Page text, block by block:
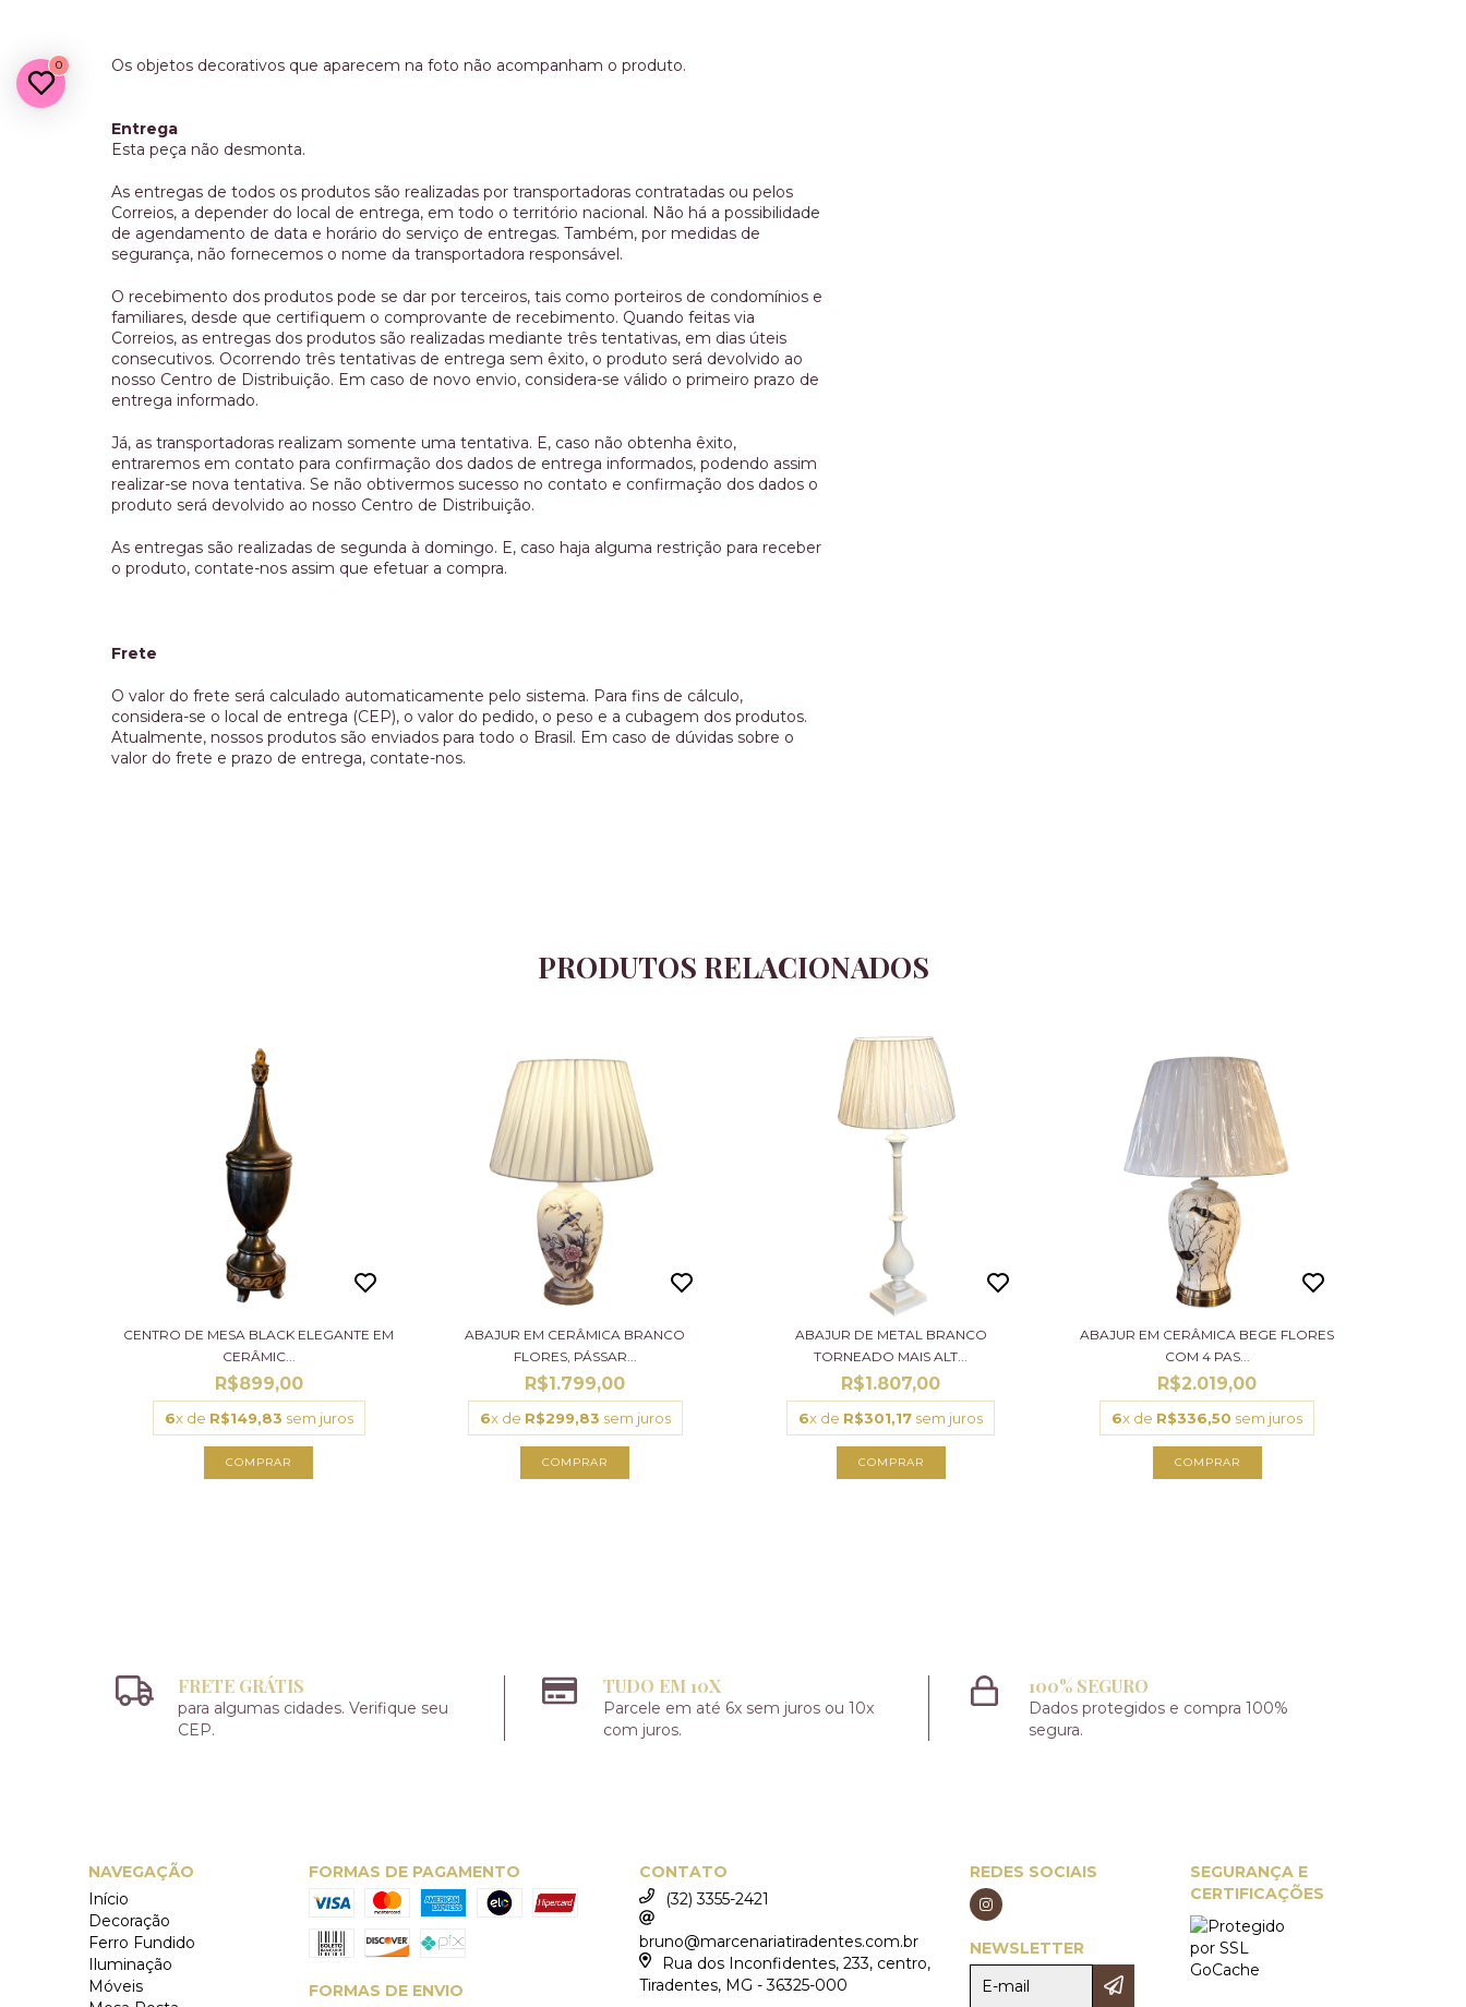
Os objetos decorativos que aparecem na foto não acompanham o produto.
Entrega
Esta peça não desmonta.
As entregas de todos os produtos são realizadas por transportadoras contratadas ou pelos
Correios, a depender do local de entrega, em todo o território nacional. Não há a possibilidade
de agendamento de data e horário do serviço de entregas. Também, por medidas de
segurança, não fornecemos o nome da transportadora responsável.
O recebimento dos produtos pode se dar por terceiros, tais como porteiros de condomínios e
familiares, desde que certifiquem o comprovante de recebimento. Quando feitas via
Correios, as entregas dos produtos são realizadas mediante três tentativas, em dias úteis
consecutivos. Ocorrendo três tentativas de entrega sem êxito, o produto será devolvido ao
nosso Centro de Distribuição. Em caso de novo envio, considera-se válido o primeiro prazo de
entrega informado.
Já, as transportadoras realizam somente uma tentativa. E, caso não obtenha êxito,
entraremos em contato para confirmação dos dados de entrega informados, podendo assim
realizar-se nova tentativa. Se não obtivermos sucesso no contato e confirmação dos dados o
produto será devolvido ao nosso Centro de Distribuição.
As entregas são realizadas de segunda à domingo. E, caso haja alguma restrição para receber
o produto, contate-nos assim que efetuar a compra.
Frete
O valor do frete será calculado automaticamente pelo sistema. Para fins de cálculo,
considera-se o local de entrega (CEP), o valor do pedido, o peso e a cubagem dos produtos.
Atualmente, nossos produtos são enviados para todo o Brasil. Em caso de dúvidas sobre o
valor do frete e prazo de entrega, contate-nos.
PRODUTOS RELACIONADOS
CENTRO DE MESA BLACK ELEGANTE EM
CERÂMIC...
R$899,00
6x de R$149,83 sem juros
ABAJUR EM CERÂMICA BRANCO
FLORES, PÁSSAR...
R$1.799,00
6x de R$299,83 sem juros
ABAJUR DE METAL BRANCO
TORNEADO MAIS ALT...
R$1.807,00
6x de R$301,17 sem juros
ABAJUR EM CERÂMICA BEGE FLORES
COM 4 PAS...
R$2.019,00
6x de R$336,50 sem juros
FRETE GRÁTIS
para algumas cidades. Verifique seu
CEP.
TUDO EM 10X
Parcele em até 6x sem juros ou 10x
com juros.
100% SEGURO
Dados protegidos e compra 100%
segura.
NAVEGAÇÃO
Início
Decoração
Ferro Fundido
Iluminação
Móveis
FORMAS DE PAGAMENTO
FORMAS DE ENVIO
CONTATO
(32) 3355-2421
bruno@marcenariatiradentes.com.br
Rua dos Inconfidentes, 233, centro,
Tiradentes, MG - 36325-000
REDES SOCIAIS
NEWSLETTER
SEGURANÇA E
CERTIFICAÇÕES
0